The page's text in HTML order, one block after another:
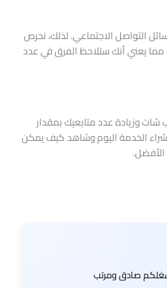
التواصل الاجتماعي. لذلك، نحرص
يعني أنك ستلاحظ الفرق في عدد
شات وزيادة عدد متابعيك بمقدار
بشراء الخدمة اليوم وشاهد كيف يمكن
الأفضل.
شغلكم صادق ومرتب